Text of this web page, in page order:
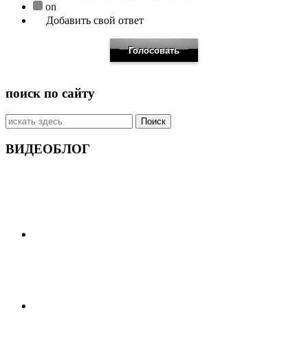
on
Добавить свой ответ
поиск по сайту
Искать:
ВИДЕОБЛОГ